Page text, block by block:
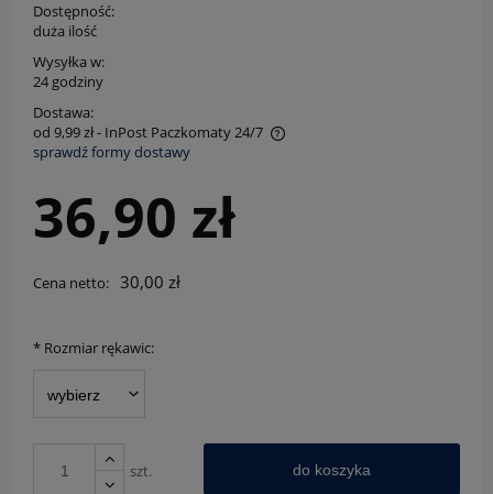
Dostępność:
duża ilość
Wysyłka w:
24 godziny
Dostawa:
od 9,99 zł- InPost Paczkomaty 24/7
Cena nie zawiera ewentualnych kosztów płatności
sprawdź formy dostawy
36,90 zł
Cena netto: 30,00 zł
* Rozmiar rękawic:
szt. do koszyka